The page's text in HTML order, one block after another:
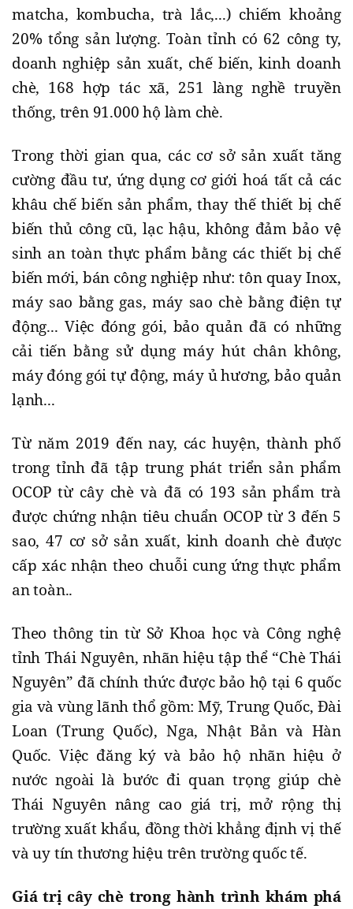
matcha, kombucha, trà lắc,...) chiếm khoảng
20% tổng sản lượng. Toàn tỉnh có 62 công ty,
doanh nghiệp sản xuất, chế biến, kinh doanh
chè, 168 hợp tác xã, 251 làng nghề truyền
thống, trên 91.000 hộ làm chè.
Trong thời gian qua, các cơ sở sản xuất tăng
cường đầu tư, ứng dụng cơ giới hoá tất cả các
khâu chế biến sản phẩm, thay thế thiết bị chế
biến thủ công cũ, lạc hậu, không đảm bảo vệ
sinh an toàn thực phẩm bằng các thiết bị chế
biến mới, bán công nghiệp như: tôn quay Inox,
máy sao bằng gas, máy sao chè bằng điện tự
động... Việc đóng gói, bảo quản đã có những
cải tiến bằng sử dụng máy hút chân không,
máy đóng gói tự động, máy ủ hương, bảo quản
lạnh...
Từ năm 2019 đến nay, các huyện, thành phố
trong tỉnh đã tập trung phát triển sản phẩm
OCOP từ cây chè và đã có 193 sản phẩm trà
được chứng nhận tiêu chuẩn OCOP từ 3 đến 5
sao, 47 cơ sở sản xuất, kinh doanh chè được
cấp xác nhận theo chuỗi cung ứng thực phẩm
an toàn..
Theo thông tin từ Sở Khoa học và Công nghệ
tỉnh Thái Nguyên, nhãn hiệu tập thể “Chè Thái
Nguyên” đã chính thức được bảo hộ tại 6 quốc
gia và vùng lãnh thổ gồm: Mỹ, Trung Quốc, Đài
Loan (Trung Quốc), Nga, Nhật Bản và Hàn
Quốc. Việc đăng ký và bảo hộ nhãn hiệu ở
nước ngoài là bước đi quan trọng giúp chè
Thái Nguyên nâng cao giá trị, mở rộng thị
trường xuất khẩu, đồng thời khẳng định vị thế
và uy tín thương hiệu trên trường quốc tế.
Giá trị cây chè trong hành trình khám phá